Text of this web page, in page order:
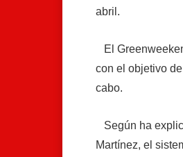
abril.
El
con el objetivo
cabo.
Según ha
Martínez, el